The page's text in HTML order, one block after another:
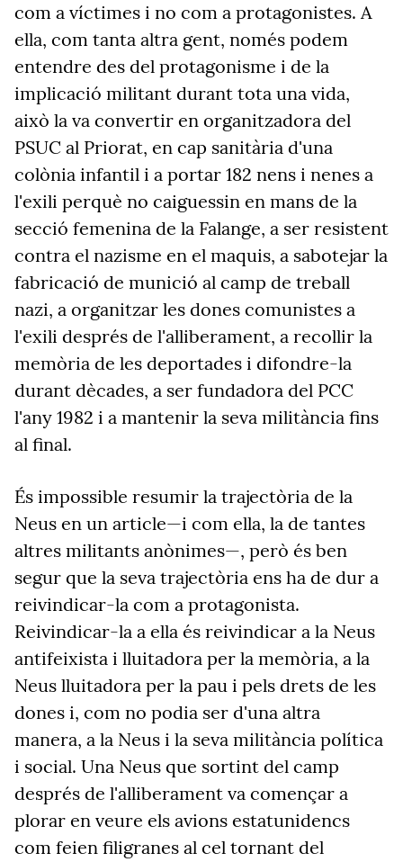
com a víctimes i no com a protagonistes. A
ella, com tanta altra gent, només podem
entendre des del protagonisme i de la
implicació militant durant tota una vida,
això la va convertir en organitzadora del
PSUC al Priorat, en cap sanitària d'una
colònia infantil i a portar 182 nens i nenes a
l'exili perquè no caiguessin en mans de la
secció femenina de la Falange, a ser resistent
contra el nazisme en el maquis, a sabotejar la
fabricació de munició al camp de treball
nazi, a organitzar les dones comunistes a
l'exili després de l'alliberament, a recollir la
memòria de les deportades i difondre-la
durant dècades, a ser fundadora del PCC
l'any 1982 i a mantenir la seva militància fins
al final.
És impossible resumir la trajectòria de la
Neus en un article—i com ella, la de tantes
altres militants anònimes—, però és ben
segur que la seva trajectòria ens ha de dur a
reivindicar-la com a protagonista.
Reivindicar-la a ella és reivindicar a la Neus
antifeixista i lluitadora per la memòria, a la
Neus lluitadora per la pau i pels drets de les
dones i, com no podia ser d'una altra
manera, a la Neus i la seva militància política
i social. Una Neus que sortint del camp
després de l'alliberament va començar a
plorar en veure els avions estatunidencs
com feien filigranes al cel tornant del